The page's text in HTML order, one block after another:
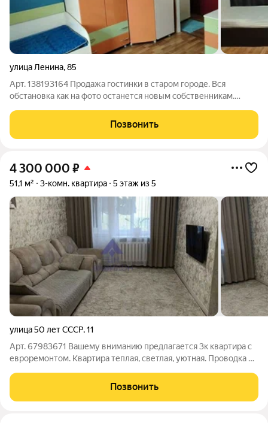
улица Ленина,85
Арт. 138193164 Продажа гостинки в старом городе. Вся
обстановка как на фото останется новым собственникам.
Позвонить
4 300 000 ₽
51,1 м² 3-комн. квартира 5 этаж из 5
улица 50 лет СССР,11
Арт. 67983671 Вашему вниманию предлагается 3к квартира с
евроремонтом. Квартира теплая, светлая, уютная. Проводка и
мебель, холодильник, кухонная техника, сплит. Отличный
вариант для семьи.
Позвонить